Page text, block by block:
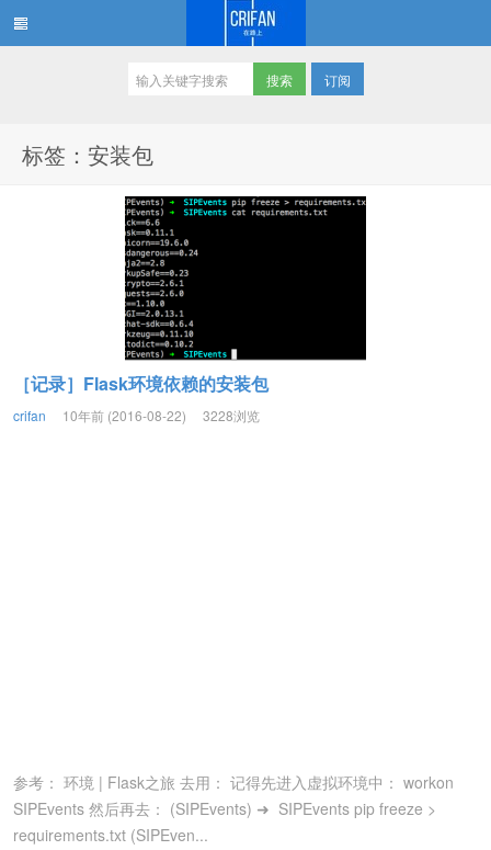
订阅
标签：安装包
［记录］Flask环境依赖的安装包
crifan 10年前 (2016-08-22) 3228浏览
参考： 环境 | Flask之旅 去用： 记得先进入虚拟环境中： workon
SIPEvents 然后再去： (SIPEvents) ➜ SIPEvents pip freeze >
requirements.txt (SIPEven...